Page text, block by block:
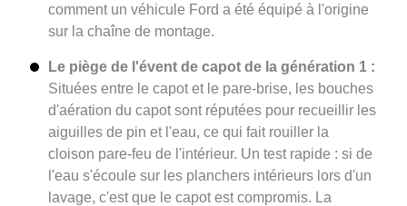
comment un véhicule Ford a été équipé à l'origine
sur la chaîne de montage.
Le piège de l'évent de capot de la génération 1 :
Situées entre le capot et le pare-brise, les bouches
d'aération du capot sont réputées pour recueillir les
aiguilles de pin et l'eau, ce qui fait rouiller la
cloison pare-feu de l'intérieur. Un test rapide : si de
l'eau s'écoule sur les planchers intérieurs lors d'un
lavage, c'est que le capot est compromis. La